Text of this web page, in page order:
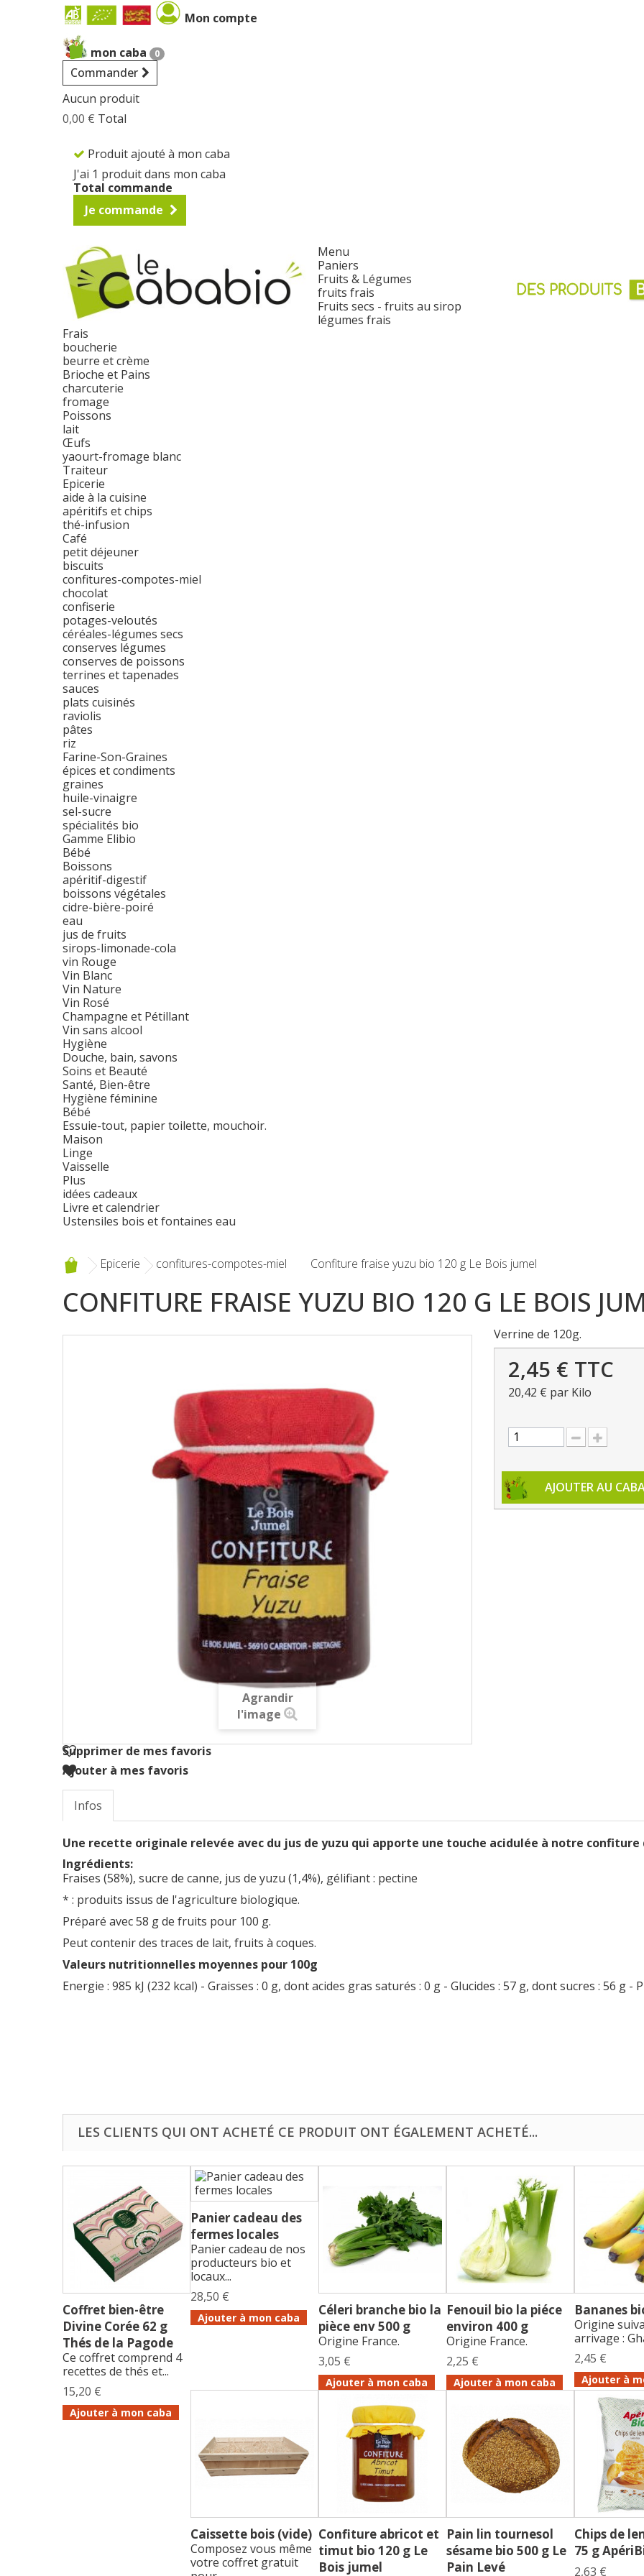
Mon compte
mon caba 0
Commander
Aucun produit
0,00 € Total
Produit ajouté à mon caba
J'ai 1 produit dans mon caba
Total commande
Je commande
Menu
Paniers
Fruits & Légumes
fruits frais
Fruits secs - fruits au sirop
légumes frais
Frais
boucherie
beurre et crème
Brioche et Pains
charcuterie
fromage
Poissons
lait
Œufs
yaourt-fromage blanc
Traiteur
Epicerie
aide à la cuisine
apéritifs et chips
thé-infusion
Café
petit déjeuner
biscuits
confitures-compotes-miel
chocolat
confiserie
potages-veloutés
céréales-légumes secs
conserves légumes
conserves de poissons
terrines et tapenades
sauces
plats cuisinés
raviolis
pâtes
riz
Farine-Son-Graines
épices et condiments
graines
huile-vinaigre
sel-sucre
spécialités bio
Gamme Elibio
Bébé
Boissons
apéritif-digestif
boissons végétales
cidre-bière-poiré
eau
jus de fruits
sirops-limonade-cola
vin Rouge
Vin Blanc
Vin Nature
Vin Rosé
Champagne et Pétillant
Vin sans alcool
Hygiène
Douche, bain, savons
Soins et Beauté
Santé, Bien-être
Hygiène féminine
Bébé
Essuie-tout, papier toilette, mouchoir.
Maison
Linge
Vaisselle
Plus
idées cadeaux
Livre et calendrier
Ustensiles bois et fontaines eau
Epicerie confitures-compotes-miel Confiture fraise yuzu bio 120 g Le Bois jumel
CONFITURE FRAISE YUZU BIO 120 G LE BOIS
Agrandir
l'image
Supprimer de mes favoris
Ajouter à mes favoris
Verrine de 120g.
2,45 € TTC
20,42 € par Kilo
AJOUTER AU
Infos
Une recette originale relevée avec du jus de yuzu qui apporte une touche acidulée à notre confiture
Ingrédients:
Fraises (58%), sucre de canne, jus de yuzu (1,4%), gélifiant : pectine
* : produits issus de l'agriculture biologique.
Préparé avec 58 g de fruits pour 100 g.
Peut contenir des traces de lait, fruits à coques.
Valeurs nutritionnelles moyennes pour 100g
Energie : 985 kJ (232 kcal) - Graisses : 0 g, dont acides gras saturés : 0 g - Glucides : 57 g, dont sucres : 56 g -
LES CLIENTS QUI ONT ACHETÉ CE PRODUIT ONT ÉGALEMENT ACHETÉ...
Coffret bien-être
Divine Corée 62 g
Thés de la Pagode
Ce coffret comprend 4
recettes de thés et...
15,20 €
Ajouter à mon caba
Panier cadeau des
fermes locales
Panier cadeau de nos
producteurs bio et
locaux...
28,50 €
Ajouter à mon caba
Céleri branche bio la
pièce env 500 g
Origine France.
3,05 €
Ajouter à mon caba
Fenouil bio la piéce
environ 400 g
Origine France.
2,25 €
Ajouter à mon caba
Bananes
Origine
arrivage :
2,45 €
Ajouter à
Caissette bois (vide)
Composez vous même
votre coffret gratuit
Confiture abricot et
timut bio 120 g Le
Bois jumel
Pain lin tournesol
sésame bio 500 g Le
Pain Levé
Chips de
75 g
2,63 €
Cookies management panel